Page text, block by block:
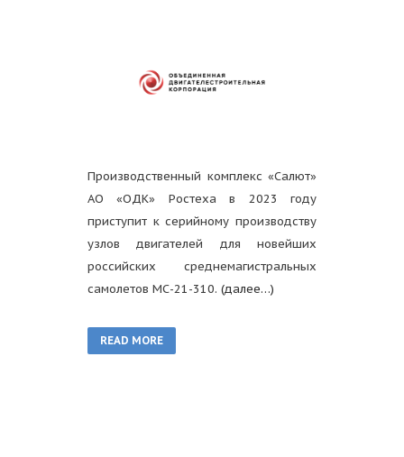
Производственный комплекс «Салют»
АО «ОДК» Ростеха в 2023 году
приступит к серийному производству
узлов двигателей для новейших
российских среднемагистральных
самолетов МС-21-310. (далее…)
READ MORE